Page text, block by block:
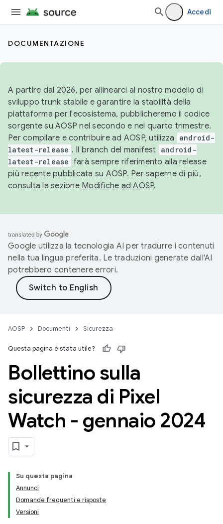
Accedi
DOCUMENTAZIONE
A partire dal 2026, per allinearci al nostro modello di
sviluppo trunk stabile e garantire la stabilità della
piattaforma per l'ecosistema, pubblicheremo il codice
sorgente su AOSP nel secondo e nel quarto trimestre.
Per compilare e contribuire ad AOSP, utilizza
android-
latest-release . Il branch del manifest android-
latest-release farà sempre riferimento alla release
più recente pubblicata su AOSP. Per saperne di più,
consulta la sezione Modifiche ad AOSP.
Google utilizza la tecnologia AI per tradurre i contenuti
nella tua lingua preferita. Le traduzioni generate dall'AI
potrebbero contenere errori.
AOSP Documenti Sicurezza
Questa pagina è stata utile?
Bollettino sulla
sicurezza di Pixel
Watch - gennaio 2024
Su questa pagina
Annunci
Domande frequenti e risposte
Versioni